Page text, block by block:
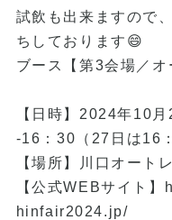
試飲も出来ますので
ちしております😄
ブース【第3会場／オ
【日時】2024年10
-16：30（27日は16
【場所】川口オート
【公式WEBサイト】
hinfair2024.jp/